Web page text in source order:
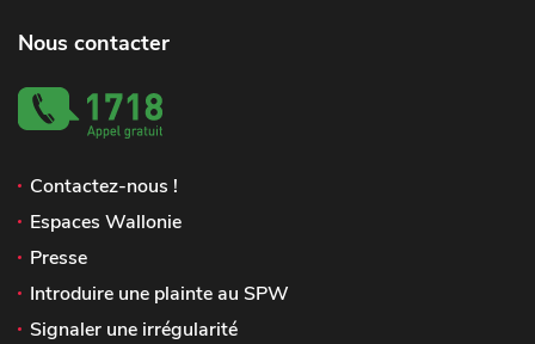
Nous contacter
Contactez-nous !
Espaces Wallonie
Presse
Introduire une plainte au SPW
Signaler une irrégularité